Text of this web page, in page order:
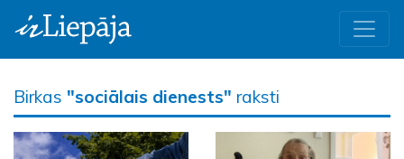
Birkas "sociālais dienests" raksti